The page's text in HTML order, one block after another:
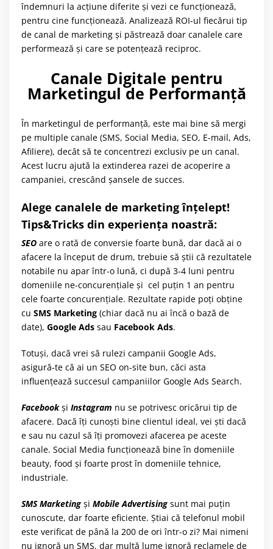
îndemnuri la acțiune diferite și vezi ce funcționează,
pentru cine funcționează. Analizează ROI-ul fiecărui tip
de canal de marketing și păstrează doar canalele care
performează și care se potențează reciproc.
Canale Digitale pentru
Marketingul de Performanță
În marketingul de performanță, este mai bine să mergi
pe multiple canale (SMS, Social Media, SEO, E-mail, Ads,
Afiliere), decât să te concentrezi exclusiv pe un canal.
Acest lucru ajută la extinderea razei de acoperire a
campaniei, crescând șansele de succes.
Alege canalele de marketing înțelept!
Tips&Tricks din experiența noastră:
SEO are o rată de conversie foarte bună, dar dacă ai o
afacere la început de drum, trebuie să știi că rezultatele
notabile nu apar într-o lună, ci după 3-4 luni pentru
domeniile ne-concurențiale și cel puțin 1 an pentru
cele foarte concurențiale. Rezultate rapide poți obține
cu SMS Marketing (chiar dacă nu ai încă o bază de
date), Google Ads sau Facebook Ads.
Totuși, dacă vrei să rulezi campanii Google Ads,
asigură-te că ai un SEO on-site bun, căci asta
influențează succesul campaniilor Google Ads Search.
Facebook și Instagram nu se potrivesc oricărui tip de
afacere. Dacă îți cunoști bine clientul ideal, vei ști dacă
e sau nu cazul să îți promovezi afacerea pe aceste
canale. Social Media funcționează bine în domeniile
beauty, food și foarte prost în domeniile tehnice,
industriale.
SMS Marketing și Mobile Advertising sunt mai puțin
cunoscute, dar foarte eficiente. Știai că telefonul mobil
este verificat de până la 200 de ori într-o zi? Mai nimeni
nu ignoră un SMS, dar multă lume ignoră reclamele de